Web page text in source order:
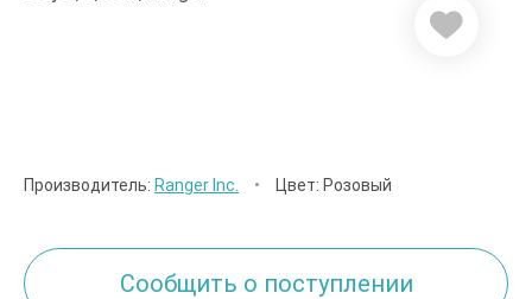
Производитель: Ranger Inc. • Цвет: Розовый
Сообщить о поступлении